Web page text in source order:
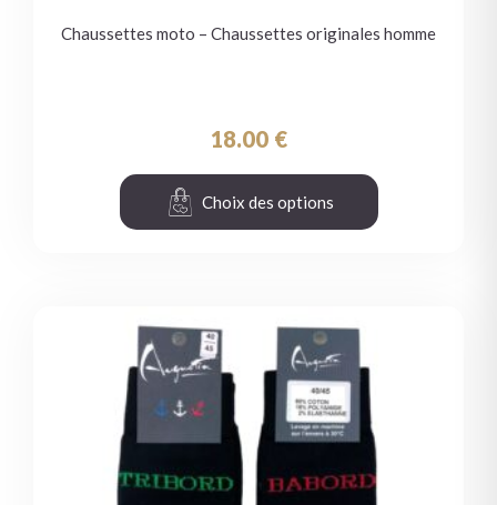
Chaussettes moto – Chaussettes originales homme
18.00 €
Choix des options